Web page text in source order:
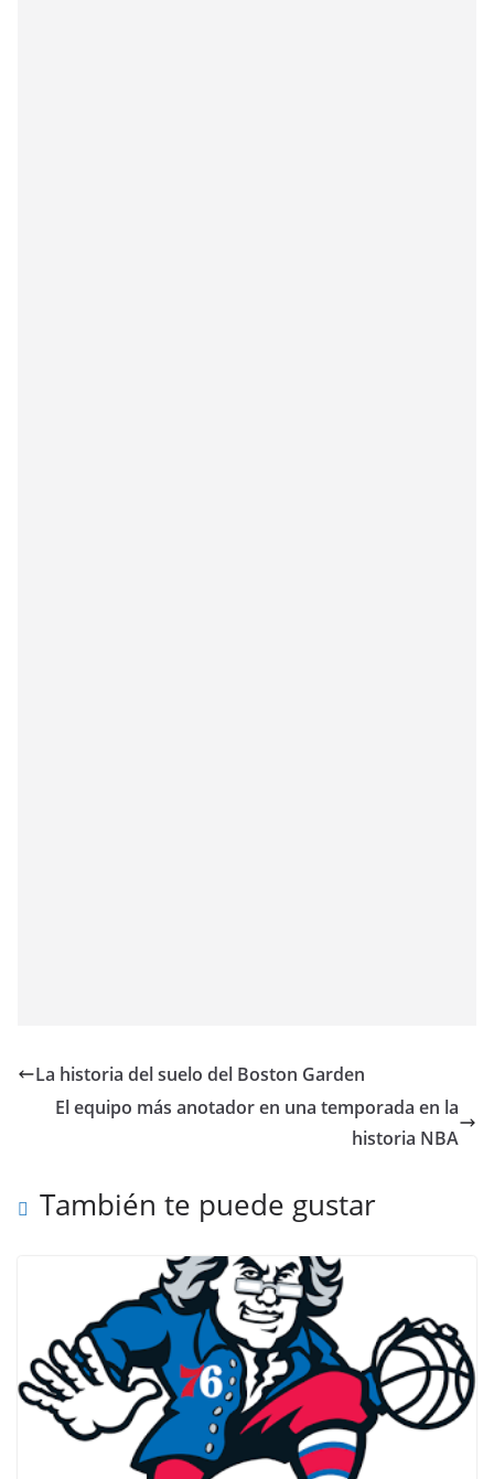
La historia del suelo del Boston Garden
El equipo más anotador en una temporada en la
historia NBA
También te puede gustar